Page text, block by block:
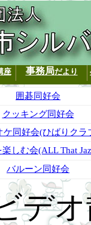
座 事務局だより
囲碁同好会
クッキング同好会
ケ同好会(ひばりクラ
楽しむ会(ALL That
バルーン同好会
デ